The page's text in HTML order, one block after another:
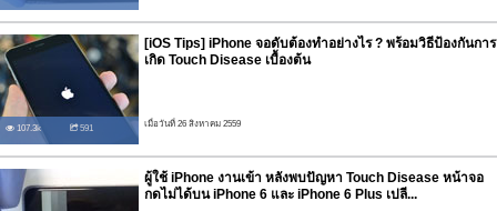
107.3k 591
[iOS Tips] iPhone จอดับต้องทำอย่างไร ? พร้อมวิธีป้องกันการ
เกิด Touch Disease เบื้องต้น
เมื่อวันที่ 26 สิงหาคม 2559
ผู้ใช้ iPhone งานเข้า หลังพบปัญหา Touch Disease หน้าจอ
กดไม่ได้บน iPhone 6 และ iPhone 6 Plus เปลี...